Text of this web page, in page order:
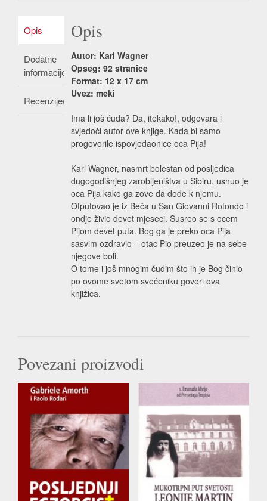
Opis
Dodatne
informacije
Recenzije(0)
Opis
Autor: Karl Wagner
Opseg: 92 stranice
Format: 12 x 17 cm
Uvez: meki
Ima li još čuda? Da, itekako!, odgovara i
svjedoči autor ove knjige. Kada bi samo
progovorile ispovjedaonice oca Pija!
Karl Wagner, nasmrt bolestan od posljedica
dugogodišnjeg zarobljeništva u Sibiru, usnuo je
oca Pija kako ga zove da dođe k njemu.
Otputovao je iz Beča u San Giovanni Rotondo i
ondje živio devet mjeseci. Susreo se s ocem
Pijom devet puta. Bog ga je preko oca Pija
sasvim ozdravio – otac Pio preuzeo je na sebe
njegove boli.
O tome i još mnogim čudim što ih je Bog činio
po ovome svetom svećeniku govori ova
knjižica.
Povezani proizvodi